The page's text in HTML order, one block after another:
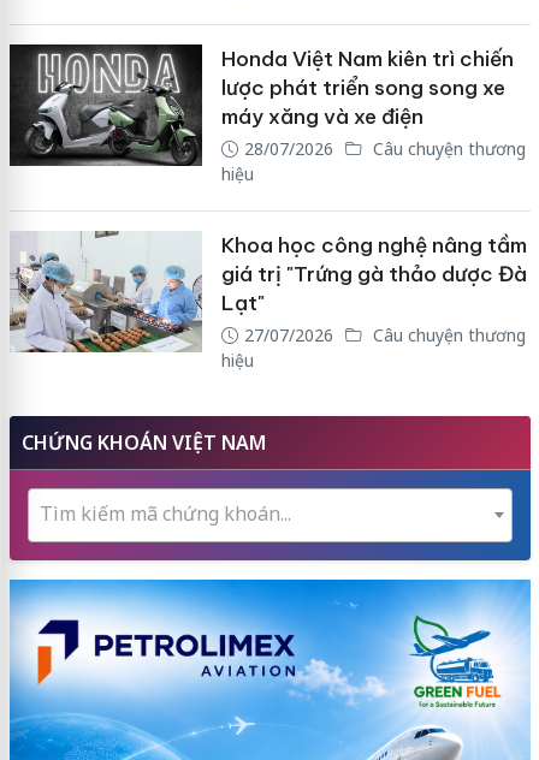
Honda Việt Nam kiên trì chiến
lược phát triển song song xe
máy xăng và xe điện
28/07/2026
Câu chuyện thương
hiệu
Khoa học công nghệ nâng tầm
giá trị "Trứng gà thảo dược Đà
Lạt"
27/07/2026
Câu chuyện thương
hiệu
CHỨNG KHOÁN VIỆT NAM
Tìm kiếm mã chứng khoán...